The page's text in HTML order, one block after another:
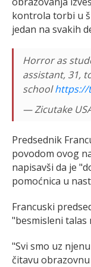
kontrola torbi u
jedan na svakih
Horror as
assistant, 31,
schoolhttps://
— Zicutake
Predsednik
povodom ovog
napisavši da je
pomoćnica u
Francuski
"besmisleni talas
"Svi smo uz
čitavu obrazovnu